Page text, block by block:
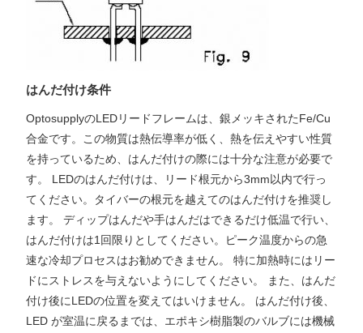
はんだ付け条件
OptosupplyのLEDリードフレームは、銀メッキされたFe/Cu
合金です。この物質は熱伝導率が低く、熱を伝えやすい性質
を持っているため、はんだ付けの際には十分な注意が必要で
す。 LEDのはんだ付けは、リード根元から3mm以内で行っ
てください。タイバーの根元を越えてのはんだ付けを推奨し
ます。 ディップはんだや手はんだはできるだけ低温で行い、
はんだ付けは1回限りとしてください。ピーク温度からの急
速な冷却プロセスはお勧めできません。 特に加熱時にはリー
ドにストレスを与えないようにしてください。 また、はんだ
付け後にLEDの位置を変えてはいけません。 はんだ付け後、
LED が室温に戻るまでは、エポキシ樹脂製のバルブには機械